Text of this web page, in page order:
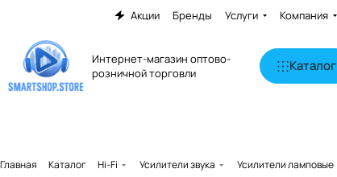
Акции Бренды Услуги Компания
Интернет-магазин оптово-
розничной торговли
Каталог
Главная Каталог Hi-Fi Усилители звука Усилители ламповые